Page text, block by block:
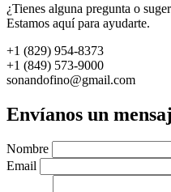
¿Tienes alguna pregunta o
Estamos aquí para ayudarte.
+1 (829) 954-8373
+1 (849) 573-9000
sonandofino@gmail.com
Envíanos un
Nombre
Email